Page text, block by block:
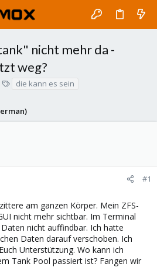
nicht mehr da -
weg?
s
die kann es sein
#1
am ganzen Körper. Mein ZFS-
nicht mehr sichtbar. Im Terminal
nicht auffindbar. Ich hatte
Daten darauf verschoben. Ich
Unterstützung. Wo kann ich
Tank Pool passiert ist? Fangen wir